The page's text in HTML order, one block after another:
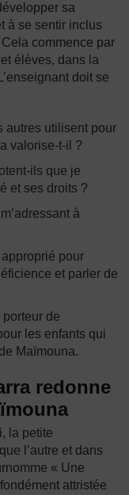
sa
à se sentir inclus
commence par
élèves, dans la
doit se
autres utilisent pour
valorise-t-il ?
ils que je
et ses droits ?
à
pour
et parler de
porteur de
les enfants qui
Maïmouna.
redonne
la petite
l’autre et dans
« Une
attristée